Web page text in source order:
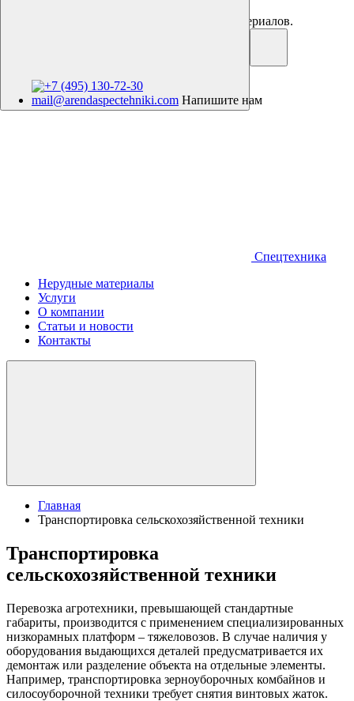
Аренда спецтехники. Продажа нерудных материалов.
+7 (495) 130-72-30
mail@arendaspectehniki.com Напишите нам
Спецтехника
Нерудные материалы
Услуги
О компании
Статьи и новости
Контакты
Главная
Транспортировка сельскохозяйственной техники
Транспортировка
сельскохозяйственной техники
Перевозка агротехники, превышающей стандартные
габариты, производится с применением специализированных
низкорамных платформ – тяжеловозов. В случае наличия у
оборудования выдающихся деталей предусматривается их
демонтаж или разделение объекта на отдельные элементы.
Например, транспортировка зерноуборочных комбайнов и
силосоуборочной техники требует снятия винтовых жаток.